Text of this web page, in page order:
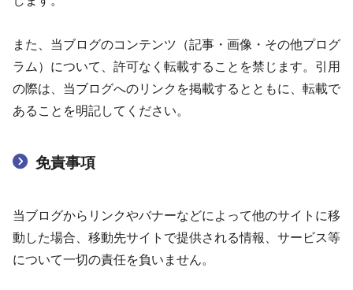
また、当ブログのコンテンツ（記事・画像・その他プログ
ラム）について、許可なく転載することを禁じます。引用
の際は、当ブログへのリンクを掲載するとともに、転載で
あることを明記してください。
免責事項
当ブログからリンクやバナーなどによって他のサイトに移
動した場合、移動先サイトで提供される情報、サービス等
について一切の責任を負いません。